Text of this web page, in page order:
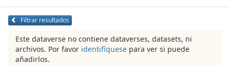
Filtrar resultados
Este dataverse no contiene dataverses, datasets, ni
archivos. Por favor identifíquese para ver si puede
añadirlos.